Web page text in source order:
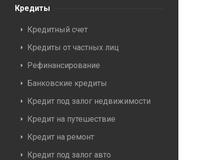
Кредиты
Кредитный счет
Кредиты от частных лиц
Рефинансирование
Банковские кредиты
Кредит под залог недвижимости
Кредит на путешествие
Кредит на ремонт
Кредит под залог авто